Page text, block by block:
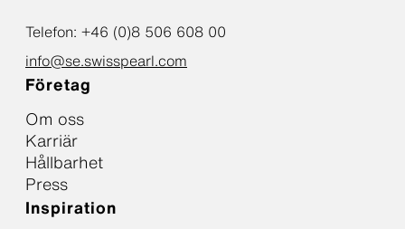
Telefon: +46 (0)8 506 608 00
info@se.swisspearl.com
Företag
Om oss
Karriär
Hållbarhet
Press
Inspiration